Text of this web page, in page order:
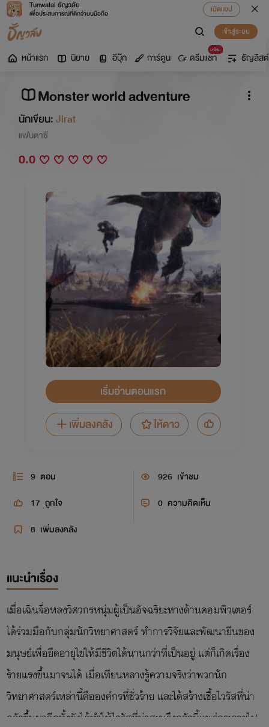
Tunwalai ธัญวลัย
เพื่อประสบการณ์ที่ดีกว่าบนมือถือ
เปิดแอป
เข้าสู่ระบบ
หน้าแรก นิยาย อีบุ๊ก การ์ตูน
มาใหม่
ดรีมแชท ธัญลิสต์
Monster world adventure
นักเขียน:Jirat
แฟนตาซี
0.0
เริ่มอ่านตอนแรก
เพิ่มลงคลัง
ให้ดาว
9 ตอน 926 เข้าชม
17 ถูกใจ 0 ความคิดเห็น
8 เพิ่มลงคลัง
แนะนำเรื่อง
เมื่อเฉินจื่อหลงวิศวกรหนุ่มผู้เป็นอัจฉริยะทางด้านคอมพิวเตอร์
ได้ร่วมมือกับกลุ่มนักวิทยาศาสตร์ ทำการวิจัยและพัฒนายีนของ
มนุษย์เพื่อยืดอายุไขให้มีชีวิตได้นานกว่าที่เป็นอยู่ แต่ก็เกิดเรื่อง
ร้ายแรงขึ้นมาจนได้ เมื่อเทียนหลางรู้ความจริงว่าพวกนัก
วิทยาศาสตร์เหล่านี้คือองค์กรที่ชั่วร้าย และได้สร้างเชื้อไวรัสที่น่า
กลัวขึ้นมาอีกทั้งยังได้ทำให้ไวรัสที่น่าสะพรึงกลัวนี้แพร่กระจายไป